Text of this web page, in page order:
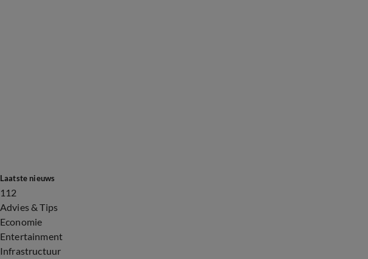
Laatste nieuws
112
Advies & Tips
Economie
Entertainment
Infrastructuur